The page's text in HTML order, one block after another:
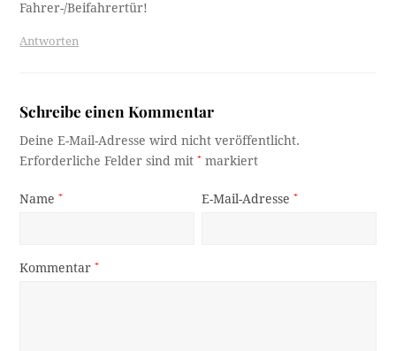
Fahrer-/Beifahrertür!
Antworten
Schreibe einen Kommentar
Deine E-Mail-Adresse wird nicht veröffentlicht.
Erforderliche Felder sind mit* markiert
Name* E-Mail-Adresse*
Kommentar*